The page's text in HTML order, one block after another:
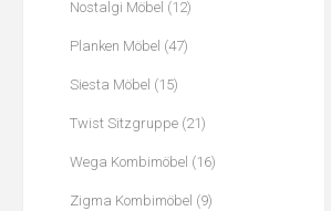
Nostalgi Möbel (12)
Planken Möbel (47)
Siesta Möbel (15)
Twist Sitzgruppe (21)
Wega Kombimöbel (16)
Zigma Kombimöbel (9)